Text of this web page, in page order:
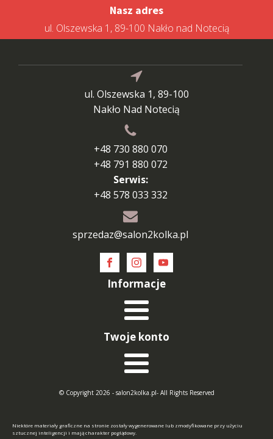
Nasz adres
ul. Olszewska 1, 89-100 Nakło nad Notecią
ul. Olszewska 1, 89-100
Nakło Nad Notecią
+48 730 880 070
+48 791 880 072
Serwis:
+48 578 033 332
sprzedaz@salon2kolka.pl
Informacje
Twoje konto
© Copyright 2026 - salon2kolka.pl- All Rights Reserved
Niektóre materiały graficzne na stronie zostały wygenerowane lub zmodyfikowane przy użyciu
sztucznej inteligencji i mają charakter poglądowy.